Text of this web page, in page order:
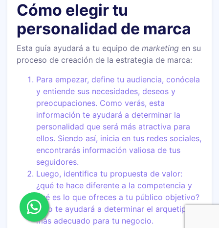
Cómo elegir tu
personalidad de marca
Esta guía ayudará a tu equipo demarketing en su
proceso de creación de la estrategia de marca:
Para empezar, define tu audiencia, conócela
y entiende sus necesidades, deseos y
preocupaciones. Como verás, esta
información te ayudará a determinar la
personalidad que será más atractiva para
ellos. Siendo así, inicia en tus redes sociales,
encontrarás información valiosa de tus
seguidores.
Luego, identifica tu propuesta de valor:
¿qué te hace diferente a la competencia y
qué es lo que ofreces a tu público objetivo?
Esto te ayudará a determinar el arquetipo
más adecuado para tu negocio.